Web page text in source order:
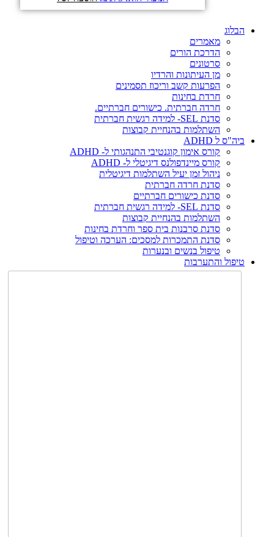
הבלוג
מאמרים
הדרכת הורים
סרטונים
מן העיתונות והרדיו
הפרעות קשב וריכוז תסמינים
חרדת בחינות
חרדה חברתית. כישורים חברתיים.
סדנת SEL- למידה רגשית חברתית
השתלמות בהנחיית קבוצות
ביה"ס ל ADHD
קורס אימון קוגנטיבי התנהגותי ל- ADHD
קורס מיינדפולנס דיגיטלי ל- ADHD
ניהול זמן יעיל השתלמות דיגיטלית
סדנת חרדה חברתית
סדנת כישורים חברתיים
סדנת SEL- למידה רגשית חברתית
השתלמות בהנחיית קבוצות
סדנת סרבנות בית ספר וחרדת בחינות
סדנת התמכרות למסכים: הערכה וטיפול
טיפול בנשים ובנערות
טיפול והתערבות